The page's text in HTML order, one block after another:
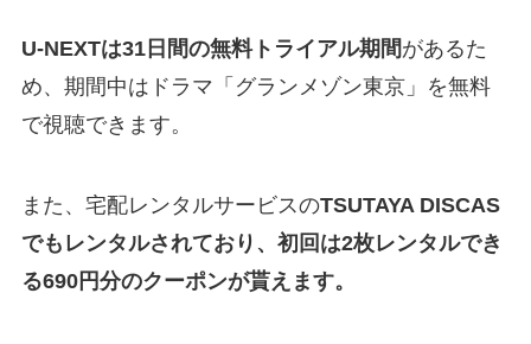
U-NEXTは31日間の無料トライアル期間があるた
め、期間中はドラマ「グランメゾン東京」を無料
で視聴できます。
また、宅配レンタルサービスのTSUTAYA DISCAS
でもレンタルされており、初回は2枚レンタルでき
る690円分のクーポンが貰えます。